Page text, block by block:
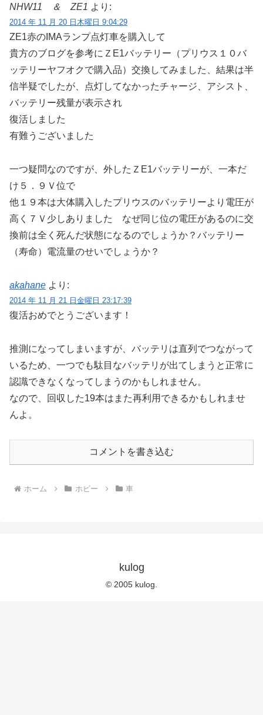
NHW11 ＆ ZE1 より:
2014 年 11 月 20 日木曜日 9:04:29
ZE1赤のIMAランプ点灯車を購入して
貴方のブログを参考にＺE1バッテリー（プリウス１０バ
ッテリーヤフオクで購入品）交換してみました、結果は半
信半疑でしたが、点灯してなかったチャージ、アシスト、
バッテリー残量が表示され
復活しました
有難うございました
一つ疑問なのですが、外したＺE1バッテリーが、一本だ
け５．９Ｖ位で
他１９本は大体購入したプリウスのバッテリーより電圧が
高く７Ｖ少しありました なぜ同じ位の電圧があるのに交
換前は全く死んだ状態になるのでしょうか？バッテリー
（寿命）電流量のせいでしょうか？
akahane より:
2014 年 11 月 21 日金曜日 23:17:39
復活おめでとうございます！
推測になってしまいますが、バッテリは直列でつながって
いるため、一つでも駄目なバッテリが出てしまうと正常に
認識できなくなってしまうのかもしれません。
なので、回収した19本はまた再利用できるかもしれませ
んよ。
コメントを書き込む
ホーム ホビー 車
kulog
© 2005 kulog.